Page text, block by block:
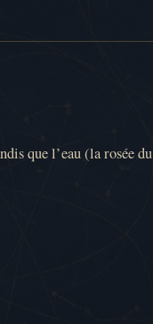
que l’eau (la rosée du